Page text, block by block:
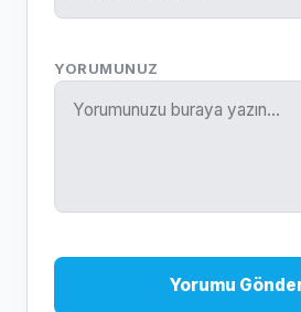
YORUMUNUZ
Yorumu